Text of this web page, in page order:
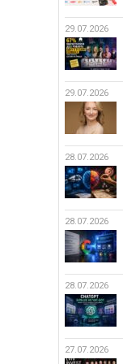
29.07.2026
29.07.2026
28.07.2026
28.07.2026
28.07.2026
27.07.2026